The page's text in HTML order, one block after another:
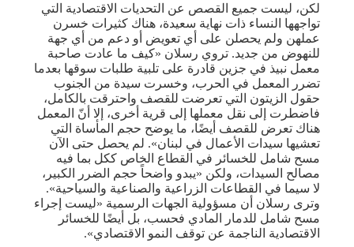
لكن، ليست جميع القصص عن التحديات الاقتصادية التي
تواجهها النساء ذات نهاية سعيدة، هناك كثيرات خسرن
عملهن ولم يحصلن على أي تعويض أو دعم من أي جهة
للنهوض من جديد. تروي رسلان «كيف ما عادت صاحبة
معمل نبيذ في جزين قادرة على تلبية طلبات سوقها بعدما
تضرر المعمل في الحرب، وخسرت سيدة من الجنوب
حقول الزيتون التي تعرضت للقصف واحترقت بالكامل،
فاضطرت إلى نقل معملها إلى قرية أخرى، إلا أنّ المعمل
هناك تعرض للقصف أيضًا، ما يوضح حجم المأساة التي
تعشيها سيدات الأعمال في لبنان». لم يحصل حتى الآن
مسح شامل للخسائر في القطاع الخاص ككل بما فيه
مصالح السيدات، ولكن «يبدو واضحاً حجم الضرر الكبير،
لا سيما في القطاعات الزراعية والصناعية والسياحية».
وترى رسلان أن مسؤولية الجهات الرسمية «ليست إجراء
مسح شامل للدمار المادي فحسب، بل أيضًا للخسائر
الاقتصادية الناجمة عن توقف النمو الاقتصادي».